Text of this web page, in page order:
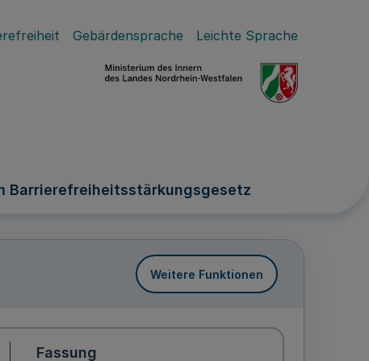
Gebärdensprache Leichte Sprache
Barrierefreiheitsstärkungsgesetz
Weitere Funktionen
Fassung